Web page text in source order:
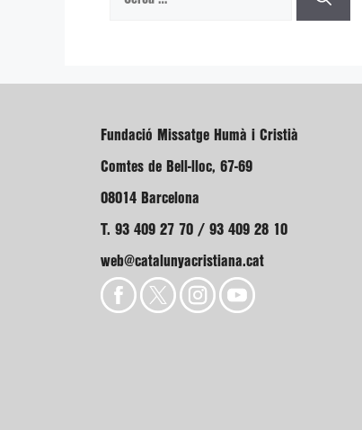
Fundació Missatge Humà i Cristià
Comtes de Bell-lloc, 67-69
08014 Barcelona
T. 93 409 27 70 / 93 409 28 10
web@catalunyacristiana.cat